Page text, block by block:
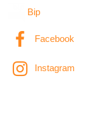
Bip
Facebook
Instagram